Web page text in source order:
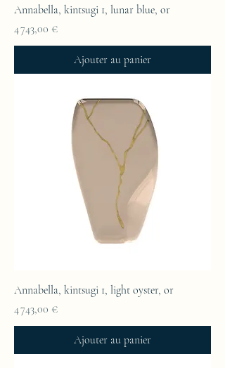
Annabella, kintsugi 1, lunar blue, or
Prix
4 743,00 €
Ajouter au panier
Annabella, kintsugi 1, light oyster, or
Prix
4 743,00 €
Ajouter au panier